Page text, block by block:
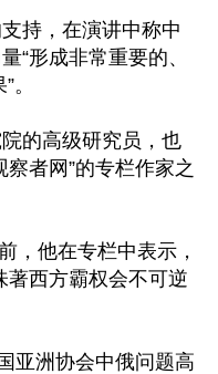
持，在演讲中称中
“形成非常重要的、
。
的高级研究员，也
者网”的专栏作家之
，他在专栏中表示，
著西方霸权会不可逆
亚洲协会中俄问题高